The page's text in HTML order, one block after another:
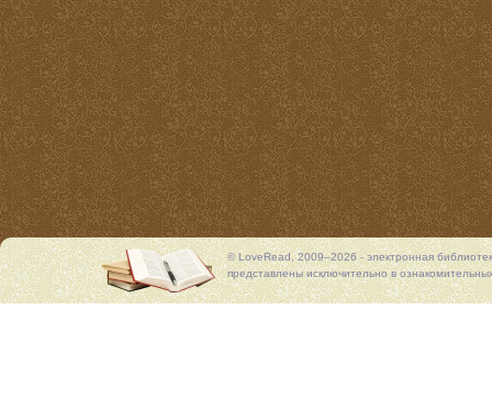
© LoveRead, 2009–2026 - электронная
представлены исключительно в